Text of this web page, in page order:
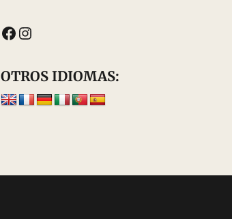
Facebook
Instagram
OTROS IDIOMAS: